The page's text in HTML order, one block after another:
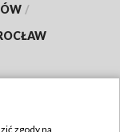
/
zgody na